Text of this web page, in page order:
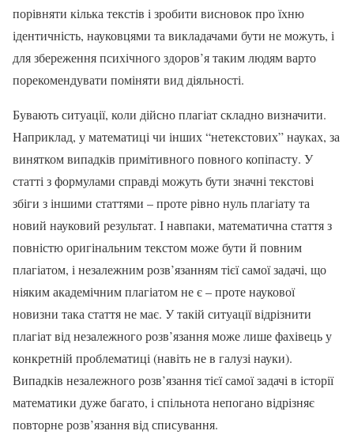
порівняти кілька текстів і зробити висновок про їхню
ідентичність, науковцями та викладачами бути не можуть, і
для збереження психічного здоров’я таким людям варто
порекомендувати поміняти вид діяльності.
Бувають ситуації, коли дійсно плагіат складно визначити.
Наприклад, у математиці чи інших “нетекстових” науках, за
винятком випадків примітивного повного копіпасту. У
статті з формулами справді можуть бути значні текстові
збіги з іншими статтями – проте рівно нуль плагіату та
новий науковий результат. І навпаки, математична стаття з
повністю оригінальним текстом може бути й повним
плагіатом, і незалежним розв’язанням тієї самої задачі, що
ніяким академічним плагіатом не є – проте наукової
новизни така стаття не має. У такій ситуації відрізнити
плагіат від незалежного розв’язання може лише фахівець у
конкретній проблематиці (навіть не в галузі науки).
Випадків незалежного розв’язання тієї самої задачі в історії
математики дуже багато, і спільнота непогано відрізняє
повторне розв’язання від списування.